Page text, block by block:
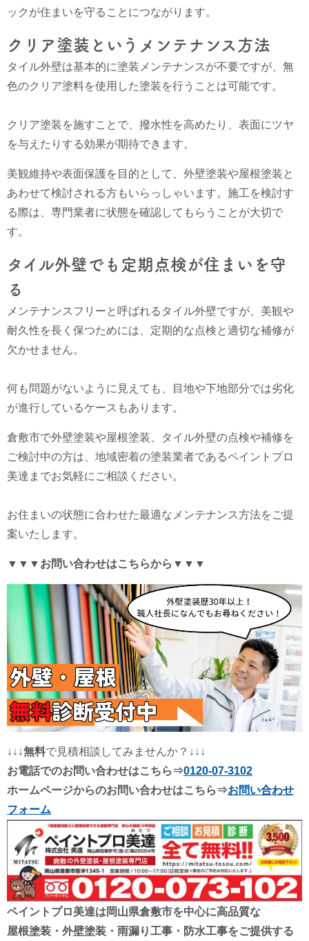
ックが住まいを守ることにつながります。
クリア塗装というメンテナンス方法
タイル外壁は基本的に塗装メンテナンスが不要ですが、無
色のクリア塗料を使用した塗装を行うことは可能です。
クリア塗装を施すことで、撥水性を高めたり、表面にツヤ
を与えたりする効果が期待できます。
美観維持や表面保護を目的として、外壁塗装や屋根塗装と
あわせて検討される方もいらっしゃいます。施工を検討す
る際は、専門業者に状態を確認してもらうことが大切で
す。
タイル外壁でも定期点検が住まいを守
る
メンテナンスフリーと呼ばれるタイル外壁ですが、美観や
耐久性を長く保つためには、定期的な点検と適切な補修が
欠かせません。
何も問題がないように見えても、目地や下地部分では劣化
が進行しているケースもあります。
倉敷市で外壁塗装や屋根塗装、タイル外壁の点検や補修を
ご検討中の方は、地域密着の塗装業者であるペイントプロ
美達までお気軽にご相談ください。
お住まいの状態に合わせた最適なメンテナンス方法をご提
案いたします。
▼▼▼お問い合わせはこちらから▼▼▼
↓↓↓無料で見積相談してみませんか？↓↓↓
お電話でのお問い合わせはこちら⇒0120-07-3102
ホームページからのお問い合わせはこちら⇒お問い合わせ
フォーム
ペイントプロ美達は岡山県倉敷市を中心に高品質な
屋根塗装・外壁塗装・雨漏り工事・防水工事をご提供する